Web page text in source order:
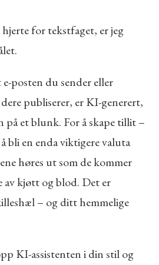
for tekstfaget, er jeg
posten du sender eller
publiserer, er KI-generert,
på et blunk. For å skape tillit –
bli en enda viktigere valuta
høres ut som de kommer
av kjøtt og blod. Det er
– og ditt hemmelige
KI-assistenten i din stil og